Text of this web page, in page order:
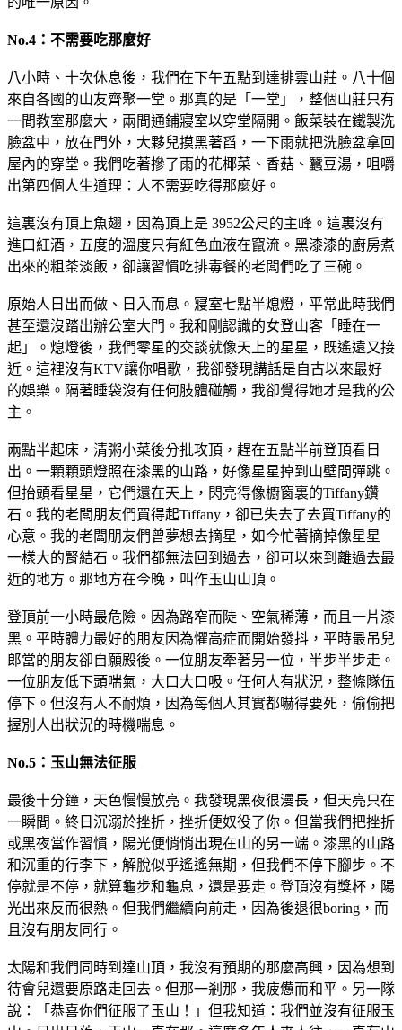
No.4：不需要吃那麼好
八小時、十次休息後，我們在下午五點到達排雲山莊。八十個
來自各國的山友齊聚一堂。那真的是「一堂」，整個山莊只有
一間教室那麼大，兩間通鋪寢室以穿堂隔開。飯菜裝在鐵製洗
臉盆中，放在門外，大夥兒摸黑著舀，一下雨就把洗臉盆拿回
屋內的穿堂。我們吃著摻了雨的花椰菜、香菇、蠶豆湯，咀嚼
出第四個人生道理：人不需要吃得那麼好。
這裏沒有頂上魚翅，因為頂上是 3952公尺的主峰。這裏沒有
進口紅酒，五度的溫度只有紅色血液在竄流。黑漆漆的廚房煮
出來的粗茶淡飯，卻讓習慣吃排毒餐的老闆們吃了三碗。
原始人日出而做、日入而息。寢室七點半熄燈，平常此時我們
甚至還沒踏出辦公室大門。我和剛認識的女登山客「睡在一
起」。熄燈後，我們零星的交談就像天上的星星，既遙遠又接
近。這裡沒有KTV讓你唱歌，我卻發現講話是自古以來最好
的娛樂。隔著睡袋沒有任何肢體碰觸，我卻覺得她才是我的公
主。
兩點半起床，清粥小菜後分批攻頂，趕在五點半前登頂看日
出。一顆顆頭燈照在漆黑的山路，好像星星掉到山壁間彈跳。
但抬頭看星星，它們還在天上，閃亮得像櫥窗裏的Tiffany鑽
石。我的老闆朋友們買得起Tiffany，卻已失去了去買Tiffany的
心意。我的老闆朋友們曾夢想去摘星，如今忙著摘掉像星星
一樣大的腎結石。我們都無法回到過去，卻可以來到離過去最
近的地方。那地方在今晚，叫作玉山山頂。
登頂前一小時最危險。因為路窄而陡、空氣稀薄，而且一片漆
黑。平時體力最好的朋友因為懼高症而開始發抖，平時最吊兒
郎當的朋友卻自願殿後。一位朋友牽著另一位，半步半步走。
一位朋友低下頭喘氣，大口大口吸。任何人有狀況，整條隊伍
停下。但沒有人不耐煩，因為每個人其實都嚇得要死，偷偷把
握別人出狀況的時機喘息。
No.5：玉山無法征服
最後十分鐘，天色慢慢放亮。我發現黑夜很漫長，但天亮只在
一瞬間。終日沉溺於挫折，挫折便奴役了你。但當我們把挫折
或黑夜當作習慣，陽光便悄悄出現在山的另一端。漆黑的山路
和沉重的行李下，解脫似乎遙遙無期，但我們不停下腳步。不
停就是不停，就算龜步和龜息，還是要走。登頂沒有獎杯，陽
光出來反而很熱。但我們繼續向前走，因為後退很boring，而
且沒有朋友同行。
太陽和我們同時到達山頂，我沒有預期的那麼高興，因為想到
待會兒還要原路走回去。但那一剎那，我疲憊而和平。另一隊
說：「恭喜你們征服了玉山！」但我知道：我們並沒有征服玉